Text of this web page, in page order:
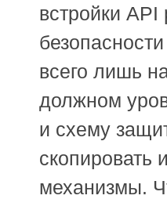
встройки API
всего лишь
должном
и схему
скопировать
механизмы.